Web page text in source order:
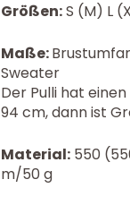
Größen:S (M) L
Maße:
Sweater
Der Pulli hat
94 cm, dann ist
Material: 550
m/50 g